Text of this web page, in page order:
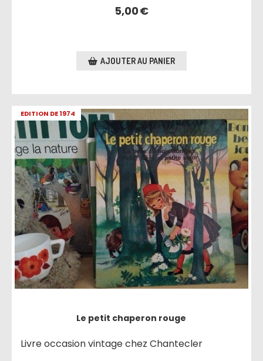
5,00€
AJOUTER AU PANIER
Le petit chaperon rouge
Livre occasion vintage chez Chantecler
EDITION DE 1974